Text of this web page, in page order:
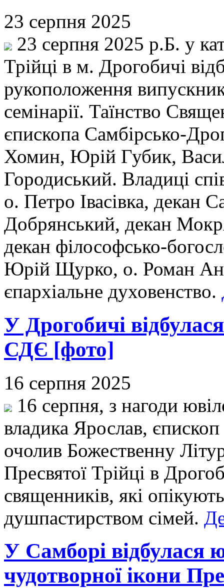
23 серпня 2025
23 серпня 2025 р.Б. у
Трійці в м. Дрогобичі
рукоположення
семінарії. Таїнство
єпископа Самбірсько-
Хомин, Юрій Губик,
Городиський. Владиці
о. Петро Івасівка, декан
Добрянський, декан
декан філософсько-
Юрій Щурко, о. Роман
єпархіальне духовенство.
У Дрогобичі
СДЄ [фото]
16 серпня 2025
16 серпня, з нагоди
владика Ярослав,
очолив Божественну
Пресвятої Трійці в
священників, які
душпастирством сімей.
У Самборі відбулася
чудотворної ікони